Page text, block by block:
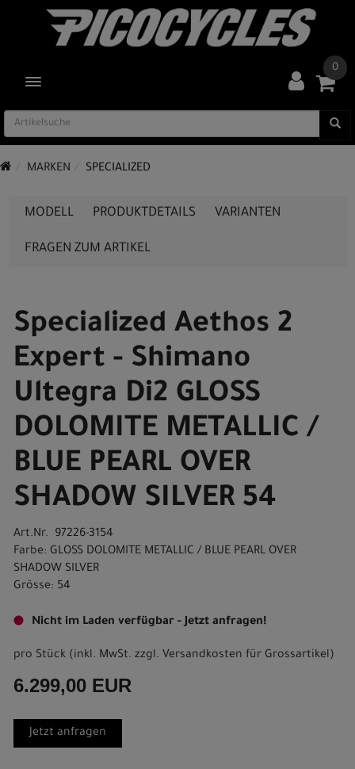
TOGGLE NAVIGATION
0
MARKEN SPECIALIZED
MODELL PRODUKTDETAILS VARIANTEN
FRAGEN ZUM ARTIKEL
Specialized Aethos 2
Expert - Shimano
Ultegra Di2 GLOSS
DOLOMITE METALLIC /
BLUE PEARL OVER
SHADOW SILVER 54
Art.Nr. 97226-3154
Farbe: GLOSS DOLOMITE METALLIC / BLUE PEARL OVER
SHADOW SILVER
Grösse: 54
Nicht im Laden verfügbar - Jetzt anfragen!
pro Stück (inkl. MwSt. zzgl. Versandkosten für Grossartikel)
6.299,00 EUR
Jetzt anfragen